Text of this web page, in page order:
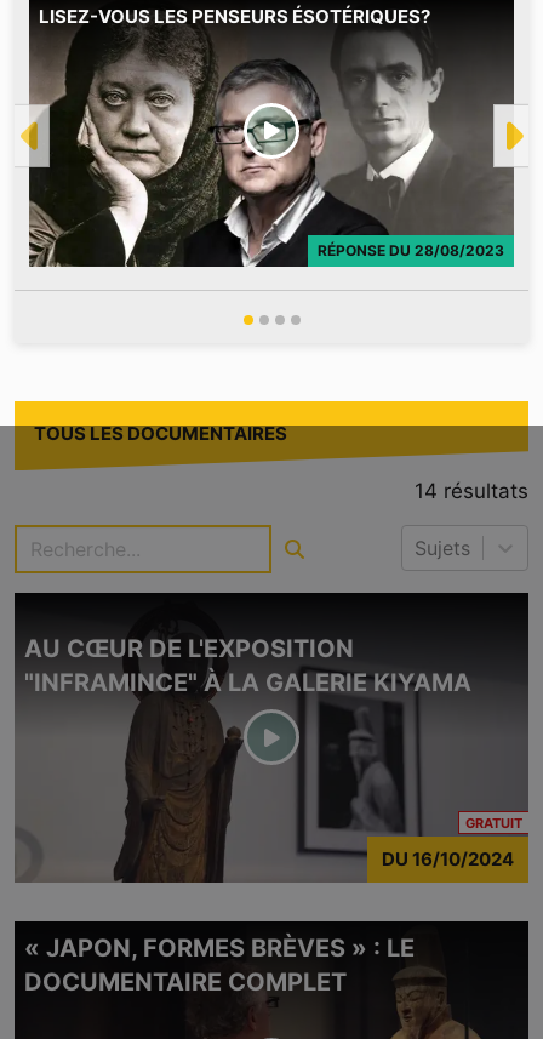
LISEZ-VOUS LES PENSEURS ÉSOTÉRIQUES?
RÉPONSE DU 28/08/2023
TOUS LES DOCUMENTAIRES
14 résultats
Sujets
AU CŒUR DE L'EXPOSITION
"INFRAMINCE" À LA GALERIE KIYAMA
GRATUIT
DU 16/10/2024
« JAPON, FORMES BRÈVES » : LE
DOCUMENTAIRE COMPLET